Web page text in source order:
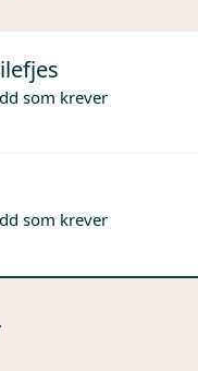
som krever
som krever